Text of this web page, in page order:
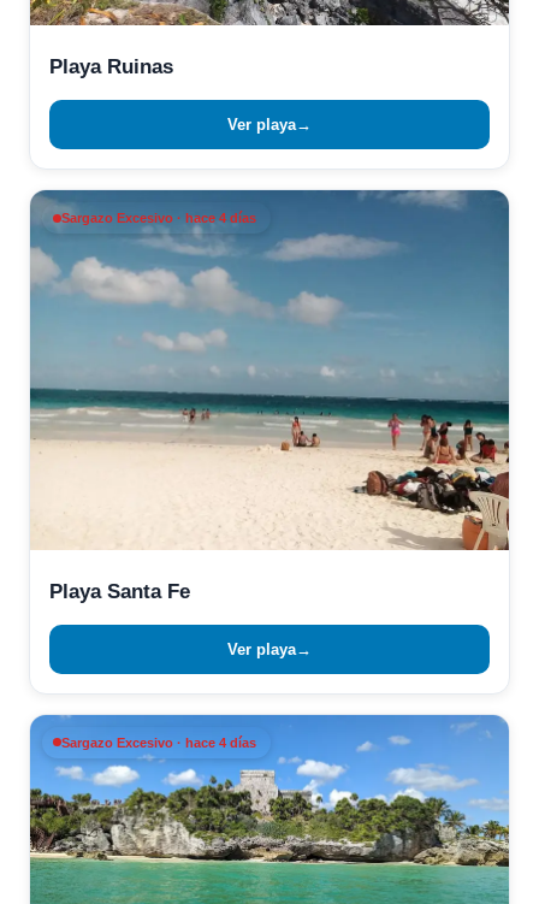
Playa Ruinas
Ver playa→
Sargazo Excesivo · hace 4 días
Playa Santa Fe
Ver playa→
Sargazo Excesivo · hace 4 días